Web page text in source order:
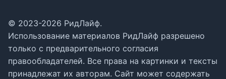
© 2023-2026 РидЛайф.
Использование материалов РидЛайф разрешено
только с предварительного согласия
правообладателей. Все права на картинки и тексты
принадлежат их авторам. Сайт может содержать